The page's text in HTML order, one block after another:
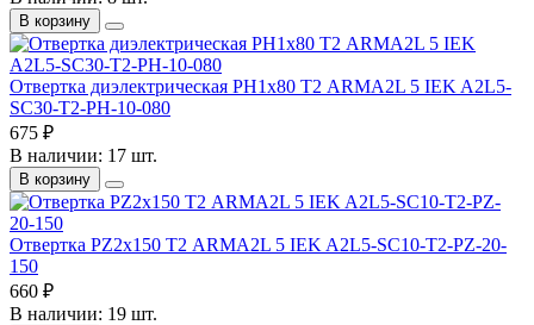
В корзину
Отвертка диэлектрическая PH1х80 Т2 ARMA2L 5 IEK A2L5-
SC30-T2-PH-10-080
675 ₽
В наличии: 17 шт.
В корзину
Отвертка PZ2х150 Т2 ARMA2L 5 IEK A2L5-SC10-T2-PZ-20-
150
660 ₽
В наличии: 19 шт.